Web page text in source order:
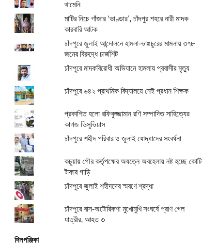
থামেনি
মাটির নিচে গাঁজার ‘ভাণ্ডার’, চাঁদপুর শহরে নারী মাদক
কারবারি আটক
চাঁদপুরে জুলাই আন্দোলনে হামলা-ভাঙচুরের মামলায় ৩৭৮
জনের বিরুদ্ধে চার্জশিট
চাঁদপুরে মাদকবিরোধী অভিযানে হামলায় প্রবাসীর মৃত্যু
চাঁদপুরে ৬৪২ প্রাথমিক বিদ্যালয়ে নেই প্রধান শিক্ষক
প্রকাশিত হলো রফিকুজ্জামান রণি সম্পাদিত সাহিত্যের
কাগজ ভিসুভিয়াস
চাঁদপুরে শহীদ পরিবার ও জুলাই যোদ্ধাদের সংবর্ধনা
কচুয়ায় পৌর কর্তৃপক্ষের অযত্নে অবহেলায় নষ্ট হচ্ছে কোটি
টাকার গাড়ি
চাঁদপুরে জুলাই শহীদদের স্মরণে শ্রদ্ধা
চাঁদপুরে বাস-অটোরিকশা মুখোমুখি সংঘর্ষে প্রাণ গেল
যাত্রীর, আহত ৩
দিনপঞ্জিকা